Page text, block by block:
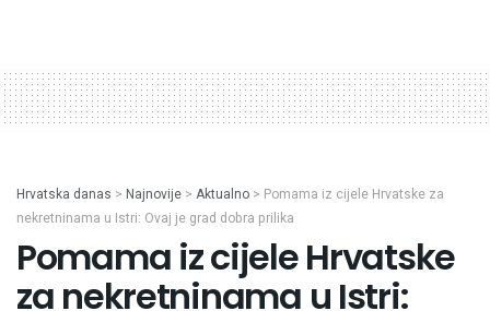
Hrvatska danas > Najnovije > Aktualno > Pomama iz cijele Hrvatske za
nekretninama u Istri: Ovaj je grad dobra prilika
Pomama iz cijele Hrvatske
za nekretninama u Istri: